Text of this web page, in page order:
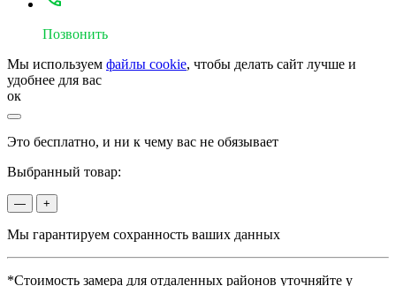
Позвонить
Мы используем файлы cookie, чтобы делать сайт лучше и
удобнее для вас
ок
Это бесплатно, и ни к чему вас не обязывает
Выбранный товар:
— +
Мы гарантируем сохранность ваших данных
*Стоимость замера для отдаленных районов уточняйте у